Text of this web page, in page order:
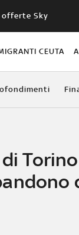
Sky
CEUTA